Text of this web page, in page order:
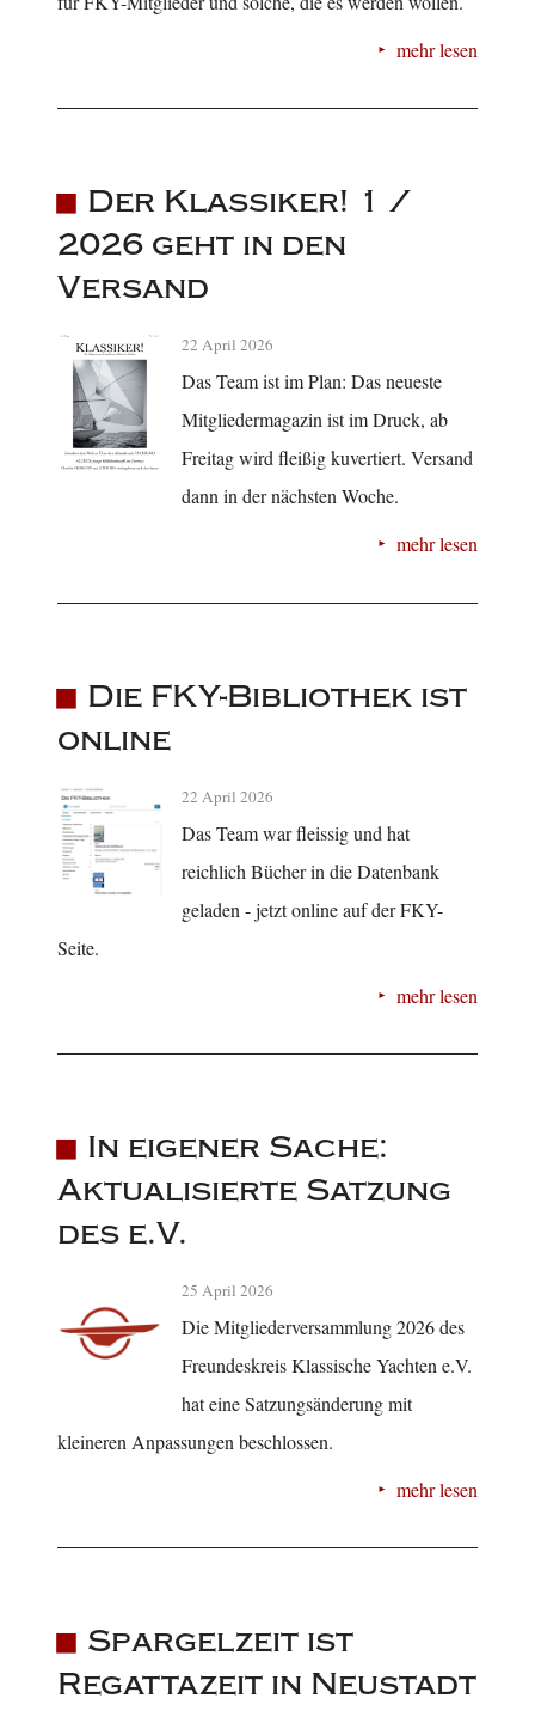
mehr lesen
Der Klassiker! 1 /
2026 geht in den
Versand
22 April 2026
Das Team ist im Plan: Das neueste
Mitgliedermagazin ist im Druck, ab
Freitag wird fleißig kuvertiert. Versand
dann in der nächsten Woche.
mehr lesen
Die FKY-Bibliothek ist
online
22 April 2026
Das Team war fleissig und hat
reichlich Bücher in die Datenbank
geladen - jetzt online auf der FKY-
Seite.
mehr lesen
In eigener Sache:
Aktualisierte Satzung
des e.V.
25 April 2026
Die Mitgliederversammlung 2026 des
Freundeskreis Klassische Yachten e.V.
hat eine Satzungsänderung mit
kleineren Anpassungen beschlossen.
mehr lesen
Spargelzeit ist
Regattazeit in Neustadt